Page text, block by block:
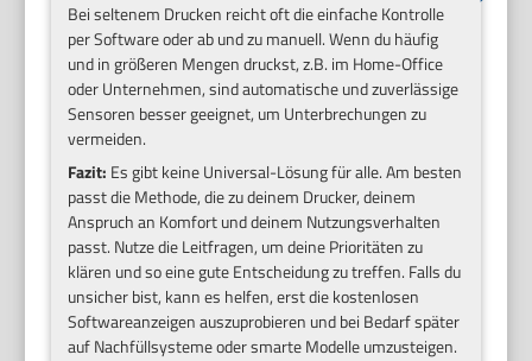
Bei seltenem Drucken reicht oft die einfache Kontrolle
per Software oder ab und zu manuell. Wenn du häufig
und in größeren Mengen druckst, z.B. im Home-Office
oder Unternehmen, sind automatische und zuverlässige
Sensoren besser geeignet, um Unterbrechungen zu
vermeiden.
Fazit: Es gibt keine Universal-Lösung für alle. Am besten
passt die Methode, die zu deinem Drucker, deinem
Anspruch an Komfort und deinem Nutzungsverhalten
passt. Nutze die Leitfragen, um deine Prioritäten zu
klären und so eine gute Entscheidung zu treffen. Falls du
unsicher bist, kann es helfen, erst die kostenlosen
Softwareanzeigen auszuprobieren und bei Bedarf später
auf Nachfüllsysteme oder smarte Modelle umzusteigen.